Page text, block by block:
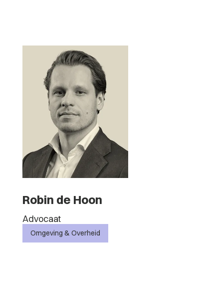
Robin de Hoon
Advocaat
Omgeving & Overheid